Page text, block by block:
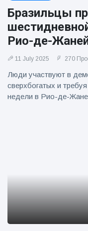
Бразильцы
Рио-де-
11 July 2025 270
Люди участвуют в
сверхбогатых и
недели в Рио-де-